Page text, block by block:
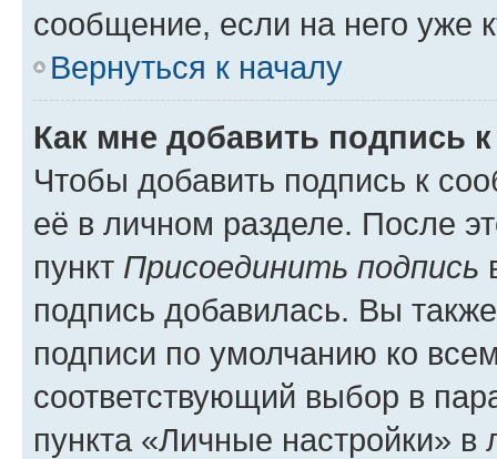
сообщение, если на него уже
Вернуться к началу
Как мне добавить подпись
Чтобы добавить подпись к
её в личном разделе. После
пункт Присоединить подпись
подпись добавилась. Вы
подписи по умолчанию ко
соответствующий выбор в
пункта «Личные настройки»